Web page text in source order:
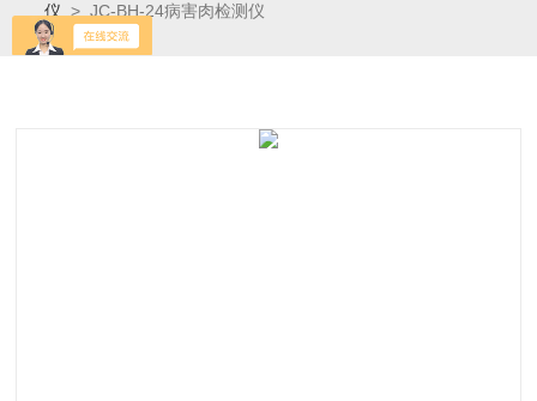
仪 > JC-BH-24病害肉检测仪